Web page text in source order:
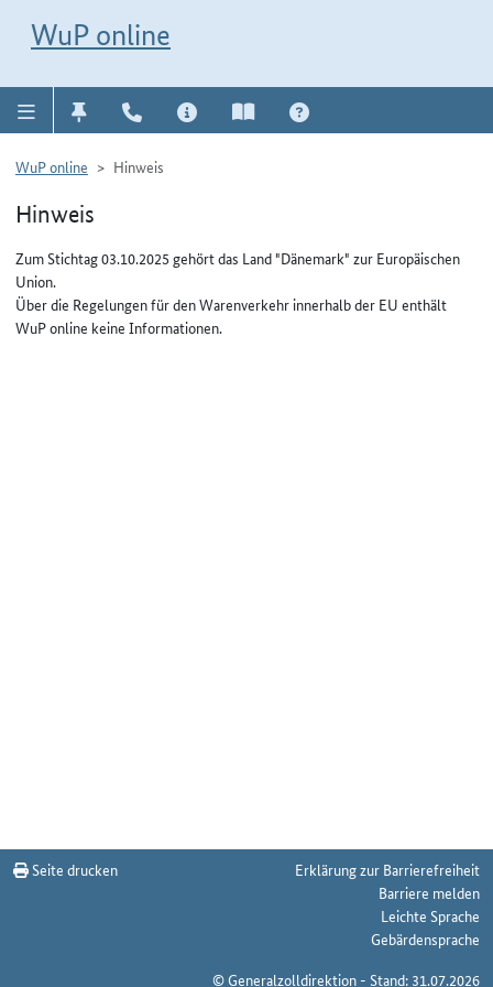
WuP online
WuP online Hinweis
Hinweis
Zum Stichtag 03.10.2025 gehört das Land "Dänemark" zur Europäischen
Union.
Über die Regelungen für den Warenverkehr innerhalb der EU enthält
WuP online keine Informationen.
Seite drucken
Erklärung zur Barrierefreiheit
Barriere melden
Leichte Sprache
Gebärdensprache
© Generalzolldirektion - Stand: 31.07.2026